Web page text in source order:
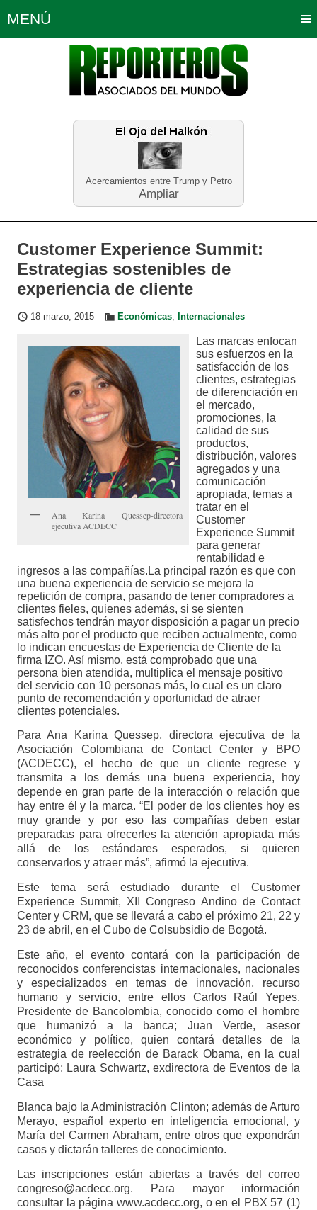
Acercamientos entre Trump y Petro
Ampliar
MENÚ
Política Opinión Bogotá
Planeta Tierra Deportes
Educación Neira
Customer Experience Summit:
Estrategias sostenibles de
experiencia de cliente
18 marzo, 2015 Económicas, Internacionales
Ana Karina Quessep-directora
ejecutiva ACDECC
Las marcas enfocan
sus esfuerzos en la
satisfacción de los
clientes, estrategias
de diferenciación en
el mercado,
promociones, la
calidad de sus
productos,
distribución, valores
agregados y una
comunicación
apropiada, temas a
tratar en el
Customer
Experience Summit
para generar
rentabilidad e
ingresos a las compañías. La principal razón es que con
una buena experiencia de servicio se mejora la
repetición de compra, pasando de tener compradores a
clientes fieles, quienes además, si se sienten
satisfechos tendrán mayor disposición a pagar un precio
más alto por el producto que reciben actualmente, como
lo indican encuestas de Experiencia de Cliente de la
firma IZO. Así mismo, está comprobado que una
persona bien atendida, multiplica el mensaje positivo
del servicio con 10 personas más, lo cual es un claro
punto de recomendación y oportunidad de atraer
clientes potenciales.
Para Ana Karina Quessep, directora ejecutiva de la
Asociación Colombiana de Contact Center y BPO
(ACDECC), el hecho de que un cliente regrese y
transmita a los demás una buena experiencia, hoy
depende en gran parte de la interacción o relación que
hay entre él y la marca. “El poder de los clientes hoy es
muy grande y por eso las compañías deben estar
preparadas para ofrecerles la atención apropiada más
allá de los estándares esperados, si quieren
conservarlos y atraer más”, afirmó la ejecutiva.
Este tema será estudiado durante el Customer
Experience Summit, XII Congreso Andino de Contact
Center y CRM, que se llevará a cabo el próximo 21, 22 y
23 de abril, en el Cubo de Colsubsidio de Bogotá.
Este año, el evento contará con la participación de
reconocidos conferencistas internacionales, nacionales
y especializados en temas de innovación, recurso
humano y servicio, entre ellos Carlos Raúl Yepes,
Presidente de Bancolombia, conocido como el hombre
que humanizó a la banca; Juan Verde, asesor
económico y político, quien contará detalles de la
estrategia de reelección de Barack Obama, en la cual
participó; Laura Schwartz, exdirectora de Eventos de la
Casa
Blanca bajo la Administración Clinton; además de Arturo
Merayo, español experto en inteligencia emocional, y
María del Carmen Abraham, entre otros que expondrán
casos y dictarán talleres de conocimiento.
Las inscripciones están abiertas a través del correo
congreso@acdecc.org. Para mayor información
consultar la página www.acdecc.org, o en el PBX 57 (1)